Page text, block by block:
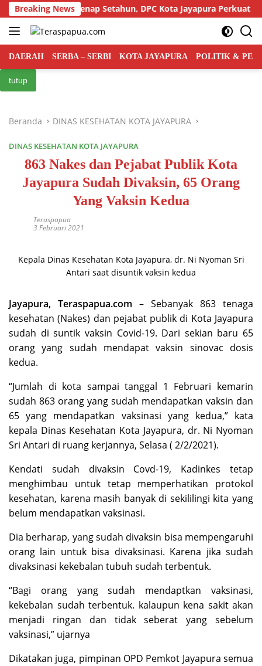
Langsung
ke
konten
Breaking News
Indonesia Genap Setahun, DPC Kota Jayapura Perkuat Basis
DAERAH SERBA – SERBI KOTA JAYAPURA POLITIK &
tutup
Beranda DINAS KESEHATAN KOTA JAYAPURA
DINAS KESEHATAN KOTA JAYAPURA
863 Nakes dan Pejabat Publik Kota
Jayapura Sudah Divaksin, 65 Orang
Yang Vaksin Kedua
Teraspapua
3 Februari 2021
Kepala Dinas Kesehatan Kota Jayapura, dr. Ni Nyoman Sri
Antari saat disuntik vaksin kedua
Jayapura, Teraspapua.com – Sebanyak 863 tenaga
kesehatan (Nakes) dan pejabat publik di Kota Jayapura
sudah di suntik vaksin Covid-19. Dari sekian baru 65
orang yang sudah mendapat vaksin sinovac dosis
kedua.
“Jumlah di kota sampai tanggal 1 Februari kemarin
sudah 863 orang yang sudah mendapatkan vaksin dan
65 yang mendapatkan vaksinasi yang kedua,” kata
kepala Dinas Kesehatan Kota Jayapura, dr. Ni Nyoman
Sri Antari di ruang kerjannya, Selasa ( 2/2/2021).
Kendati sudah divaksin Covd-19, Kadinkes tetap
menghimbau untuk tetap memperhatikan protokol
kesehatan, karena masih banyak di sekililingi kita yang
belum mendapatkan vaksinasi.
Dia berharap, yang sudah divaksin bisa mempengaruhi
orang lain untuk bisa divaksinasi. Karena jika sudah
divaksinasi kekebalan tubuh sudah terbentuk.
“Bagi orang yang sudah mendaptkan vaksinasi,
kekebalan sudah terbentuk. kalaupun kena sakit akan
menjadi ringan dan tidak seberat yang sebelum
vaksinasi,” ujarnya
Dikatakan juga, pimpinan OPD Pemkot Jayapura semua